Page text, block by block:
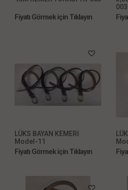
Fiyatı Görmek için Tıklayın
003
LÜKS BAYAN KEMERİ
Model-11
Fiyatı Görmek için Tıklayın